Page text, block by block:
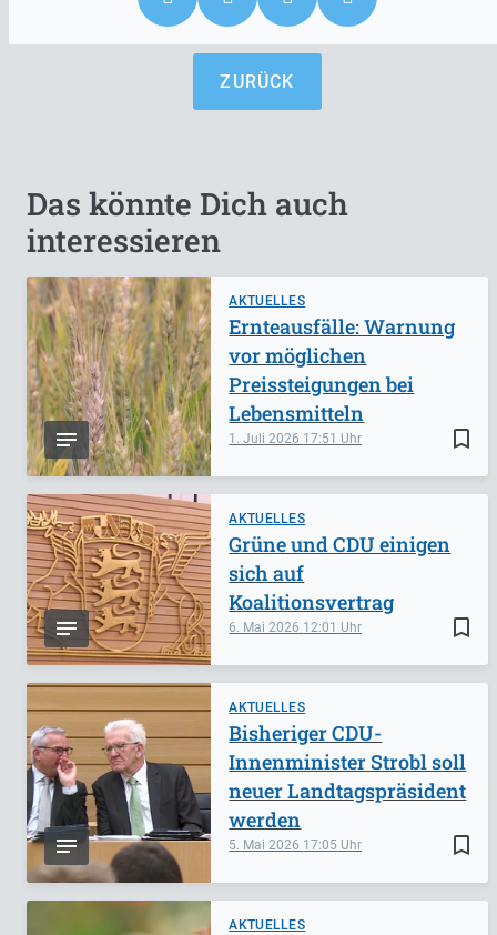
ZURÜCK
Das könnte Dich auch
interessieren
AKTUELLES
bookmark_border
1. Juli 2026 17:51
Ernteausfälle: Warnung
vor möglichen
Preissteigungen bei
Lebensmitteln
AKTUELLES
bookmark_border
6. Mai 2026 12:01
Grüne und CDU einigen
sich auf
Koalitionsvertrag
AKTUELLES
bookmark_border
5. Mai 2026 17:05
Bisheriger CDU-
Innenminister Strobl soll
neuer Landtagspräsident
werden
AKTUELLES